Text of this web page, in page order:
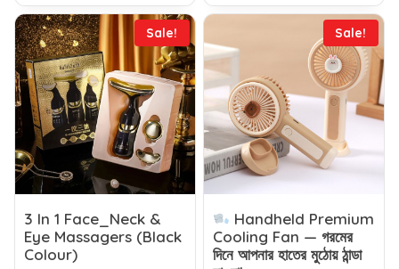
Sale!
3 In 1 Face_Neck &
Eye Massagers (Black
Colour)
Sale!
Handheld Premium
Cooling Fan — গরমের
দিনে আপনার হাতের মুঠোয় ঠান্ডা